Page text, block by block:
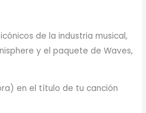
de la industria musical,
y el paquete de Waves,
en el título de tu canción